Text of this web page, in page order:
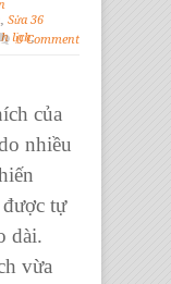
, Sửa 36
lịch,
0 Comment
của
nhiều
tự
dài.
vừa